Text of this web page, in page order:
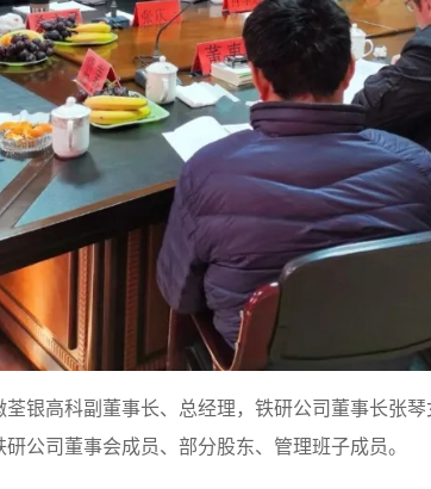
荃银高科副董事长、总经理，铁研公司董事长张
公司董事会成员、部分股东、管理班子成员。